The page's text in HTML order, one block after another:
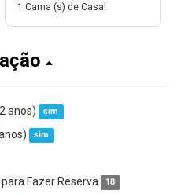
1 Cama (s) de Casal
anos) sim
sim
Fazer Reserva 18